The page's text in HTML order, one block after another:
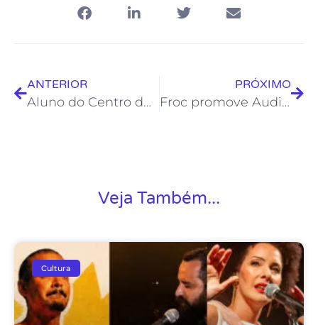
ANTERIOR
Aluno do Centro de Formação Artística participa do show de George Israel no Sesc Verão
PRÓXIMO
Froc promove Audiência Pública para agendamento no Teatro Municipal Joel Barcellos
Veja Também...
Cultura